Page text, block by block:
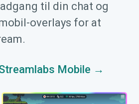
til din chat og
overlays for at
Mobile →